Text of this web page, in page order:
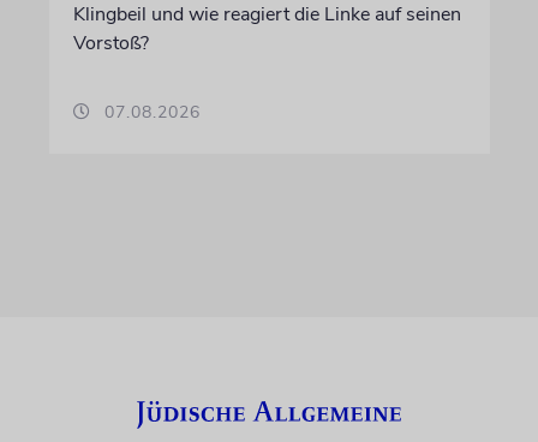
Klingbeil und wie reagiert die Linke auf seinen
Vorstoß?
07.08.2026